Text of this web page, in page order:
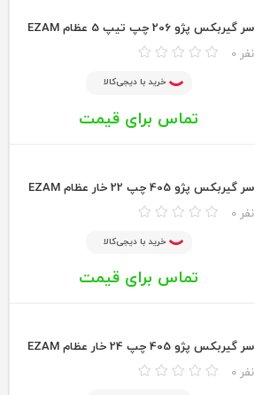
سر گيربكس پژو 206 چپ تيپ 5 عظام EZAM
0 نفر
خرید با دیجی‌کالا
تماس برای قیمت
سر گيربكس پژو 405 چپ 22 خار عظام EZAM
0 نفر
خرید با دیجی‌کالا
تماس برای قیمت
سر گيربكس پژو 405 چپ 24 خار عظام EZAM
0 نفر